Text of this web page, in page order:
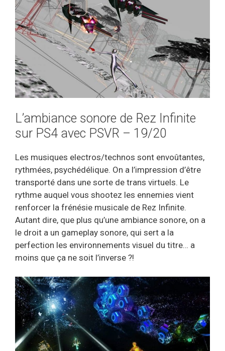
L’ambiance sonore de Rez Infinite
sur PS4 avec PSVR – 19/20
Les musiques electros/technos sont envoûtantes,
rythmées, psychédélique. On a l’impression d’être
transporté dans une sorte de trans virtuels. Le
rythme auquel vous shootez les ennemies vient
renforcer la frénésie musicale de Rez Infinite.
Autant dire, que plus qu’une ambiance sonore, on a
le droit a un gameplay sonore, qui sert a la
perfection les environnements visuel du titre… a
moins que ça ne soit l’inverse ?!